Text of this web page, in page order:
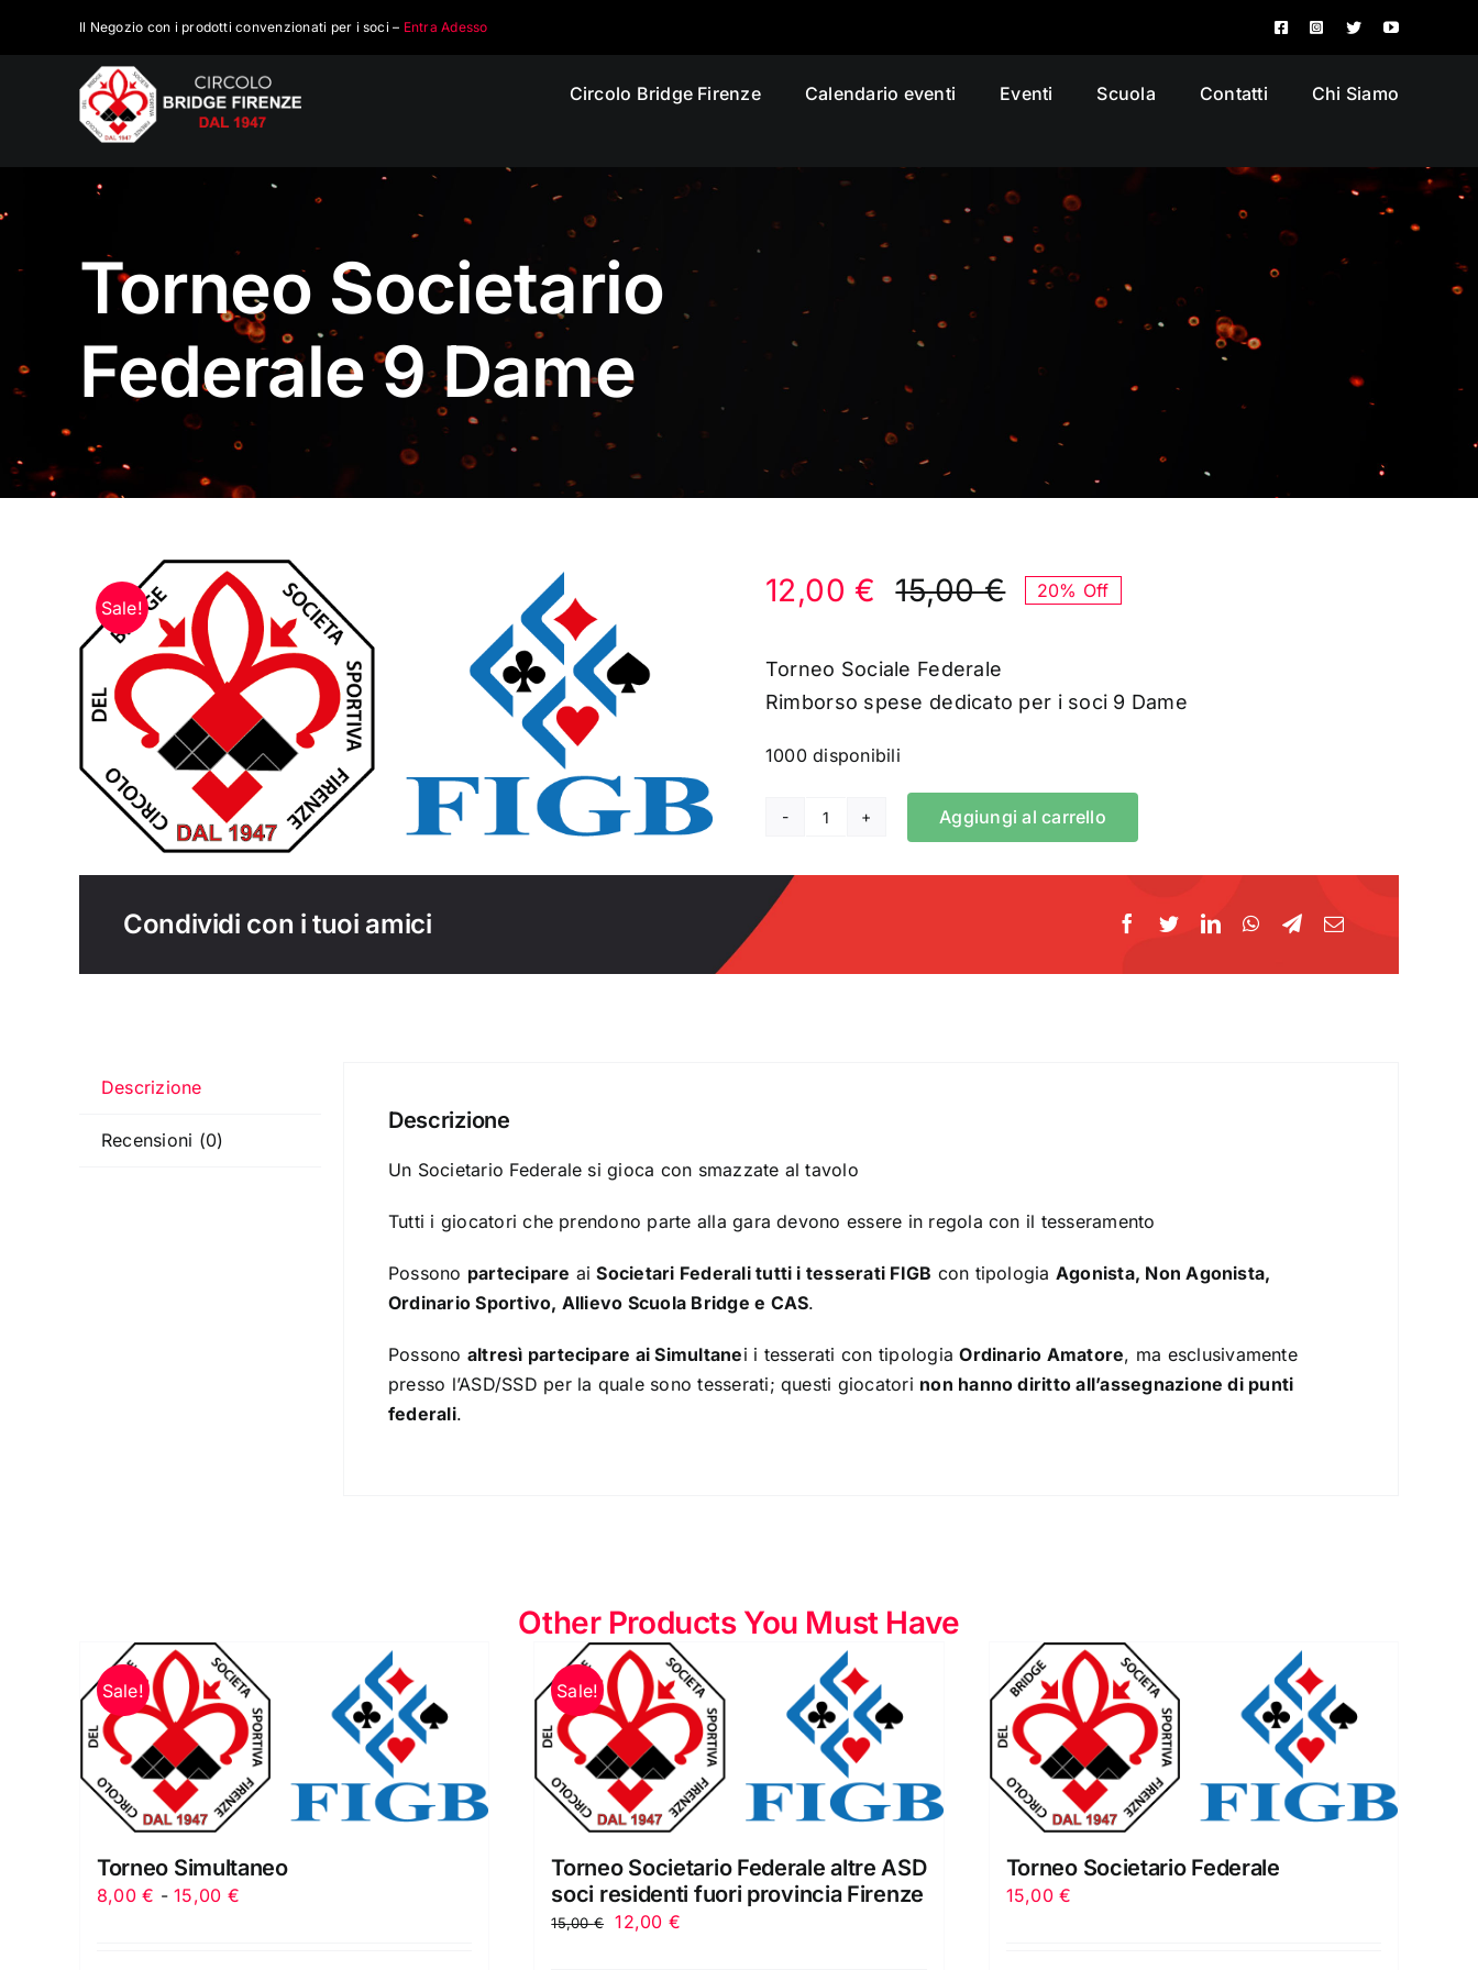
Il Negozio con i prodotti convenzionati per i soci – Entra Adesso
Circolo Bridge Firenze Calendario eventi Eventi Scuola Contatti Chi Siamo
Torneo Societario
Federale 9 Dame
Sale! 15,00€
era:
12,00€
è:
20% Off
Torneo Sociale Federale
Rimborso spese dedicato per i soci 9 Dame
1000 disponibili
Torneo
quantità
Aggiungi al carrello
Condividi con i tuoi amici
Descrizione
Recensioni (0)
Descrizione
Un Societario Federale si gioca con smazzate al tavolo
Tutti i giocatori che prendono parte alla gara devono essere in regola con il tesseramento
Possono partecipare aiSocietari Federali tutti i tesserati FIGB con tipologia Agonista, Non Agonista,
Ordinario Sportivo, Allievo Scuola Bridge e CAS.
Possono altresì partecipare ai Simultanei i tesserati con tipologiaOrdinario Amatore, ma esclusivamente
presso l’ASD/SSD per la quale sono tesserati; questi giocatori non hanno diritto all’assegnazione di punti
federali.
Other Products You Must Have
Sale!
Torneo Simultaneo
8,00€ - 15,00 €Fascia
Sale!
Torneo Societario Federale altre ASD
soci residenti fuori provincia Firenze
15,00€
Il
12,00 €Il
Torneo Societario Federale
15,00€